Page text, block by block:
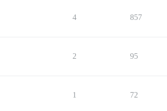
4 857
2 95
1 72